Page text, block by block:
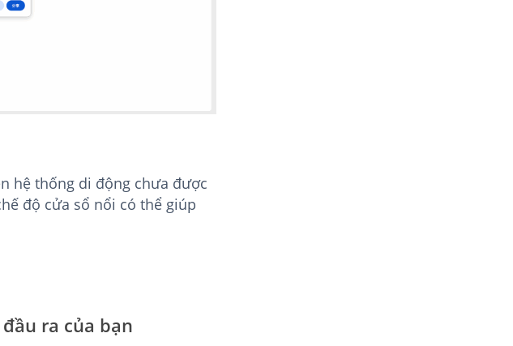
hệ thống di động chưa được
độ cửa sổ nổi có thể giúp
ra của bạn